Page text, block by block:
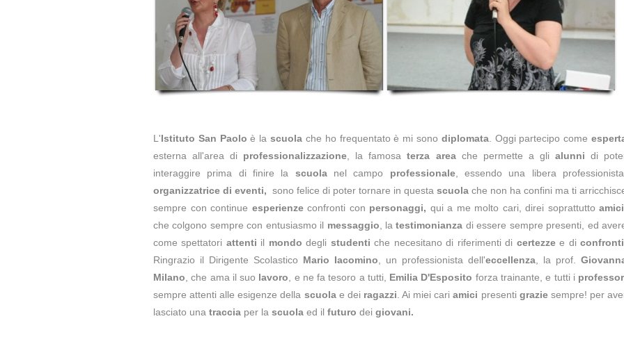
L'Istituto San Paolo è lascuola che ho frequentato è mi sono diplomata. Oggi partecipo come
esterna all'area di professionalizzazione , la famosaterza areache permette a gli alunni di
interaggire prima di finire la scuolanel campo professionale, essendo una libera professionista,
organizzatrice di eventi, sono felice di poter tornare in questa scuola che non ha confini ma ti
sempre con continue esperienzeconfronti con personaggi, qui a me molto cari, direi soprattutto
che colgono sempre con entusiasmo il messaggio , latestimonianza di essere sempre presenti, ed
come spettatori attenti il mondodegli studenti che necesitano di riferimenti di certezzee diconfronti
Ringrazio il Dirigente Scolastico Mario Iacomino , un professionista dell'eccellenza , la prof.
Milano , che ama il suo lavoro , e ne fa tesoro a tutti, Emilia D'Esposito forza trainante, e tutti i
sempre attenti alle esigenze della scuolae dei ragazzi . Ai miei cariamici presenti graziesempre! per
lasciato una traccia per la scuola ed il futuro dei giovani.